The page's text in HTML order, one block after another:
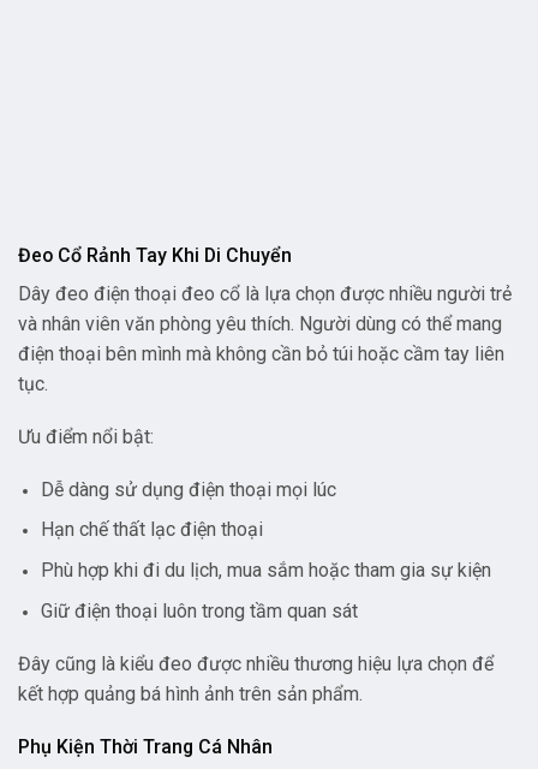
Đeo Cổ Rảnh Tay Khi Di Chuyển
Dây đeo điện thoại đeo cổ là lựa chọn được nhiều người trẻ
và nhân viên văn phòng yêu thích. Người dùng có thể mang
điện thoại bên mình mà không cần bỏ túi hoặc cầm tay liên
tục.
Ưu điểm nổi bật:
Dễ dàng sử dụng điện thoại mọi lúc
Hạn chế thất lạc điện thoại
Phù hợp khi đi du lịch, mua sắm hoặc tham gia sự kiện
Giữ điện thoại luôn trong tầm quan sát
Đây cũng là kiểu đeo được nhiều thương hiệu lựa chọn để
kết hợp quảng bá hình ảnh trên sản phẩm.
Phụ Kiện Thời Trang Cá Nhân